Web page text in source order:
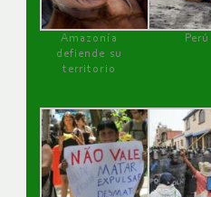
Amazonía
defiende su
territorio
Perú